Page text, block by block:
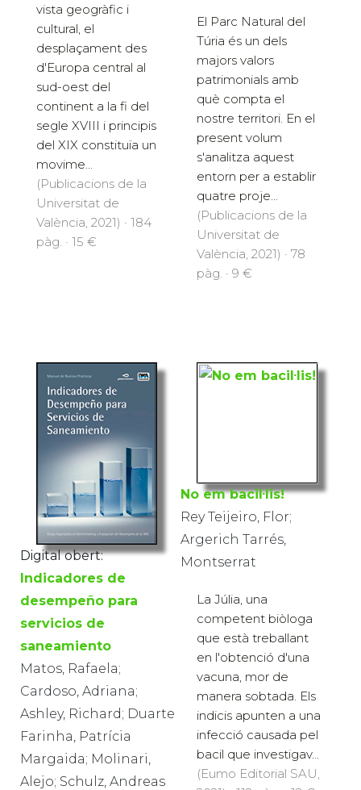
vista geogràfic i
cultural, el
desplaçament des
d'Europa central al
sud-oest del
continent a la fi del
segle XVIII i principis
del XIX constituïa un
movime...
(Publicacions de la
Universitat de
València, 2021) · 184
pàg. · 15 €
El Parc Natural del
Túria és un dels
majors valors
patrimonials amb
què compta el
nostre territori. En el
present volum
s'analitza aquest
entorn per a establir
quatre proje...
(Publicacions de la
Universitat de
València, 2021) · 78
pàg. · 9 €
Digital obert:
Indicadores de
desempeño para
servicios de
saneamiento
Matos, Rafaela;
Cardoso, Adriana;
Ashley, Richard; Duarte
Farinha, Patrícia
Margaida; Molinari,
Alejo; Schulz, Andreas
No em bacil·lis!
Rey Teijeiro, Flor;
Argerich Tarrés,
Montserrat
La Júlia, una
competent biòloga
que està treballant
en l'obtenció d'una
vacuna, mor de
manera sobtada. Els
indicis apunten a una
infecció causada pel
bacil que investigav...
(Eumo Editorial SAU,